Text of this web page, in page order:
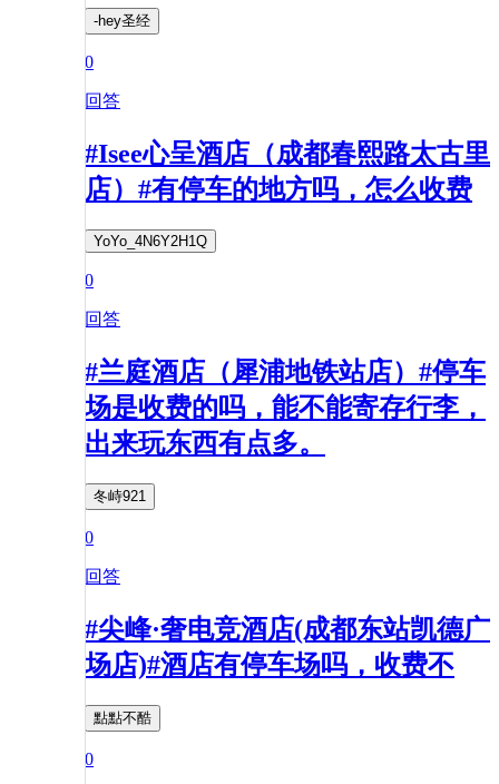
-hey圣经
0
回答
#Isee心呈酒店（成都春熙路太古里
店）#有停车的地方吗，怎么收费
YoYo_4N6Y2H1Q
0
回答
#兰庭酒店（犀浦地铁站店）#停车
场是收费的吗，能不能寄存行李，
出来玩东西有点多。
冬峙921
0
回答
#尖峰·奢电竞酒店(成都东站凯德广
场店)#酒店有停车场吗，收费不
點點不酷
0